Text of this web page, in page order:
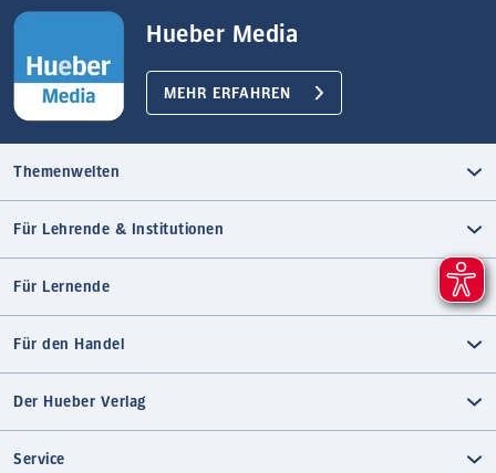
Hueber Media
MEHR ERFAHREN
Themenwelten
Für Lehrende & Institutionen
Für Lernende
Für den Handel
Der Hueber Verlag
Service